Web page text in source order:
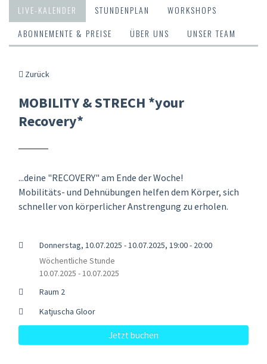
LIVE-KALENDER STUNDENPLAN
WORKSHOPS
ABONNEMENTE & PREISE
ÜBER UNS UNSER TEAM
Zurück
MOBILITY & STRECH *your
Recovery*
...deine "RECOVERY" am Ende der Woche!
Mobilitäts- und Dehnübungen helfen dem Körper, sich
schneller von körperlicher Anstrengung zu erholen.
Donnerstag, 10.07.2025 - 10.07.2025, 19:00 - 20:00
Wöchentliche Stunde
10.07.2025 - 10.07.2025
Raum 2
Katjuscha Gloor
Jetzt buchen